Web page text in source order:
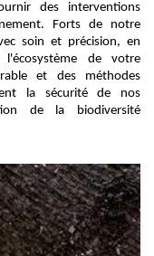
des interventions
Forts de notre
soin et précision, en
de votre
et des méthodes
la sécurité de nos
de la biodiversité